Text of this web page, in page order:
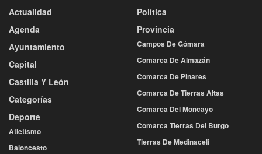
Actualidad
Agenda
Ayuntamiento
Capital
Castilla Y León
Categorías
Deporte
Atletismo
Baloncesto
Política
Provincia
Campos De Gómara
Comarca De Almazán
Comarca De Pinares
Comarca De Tierras Altas
Comarca Del Moncayo
Comarca Tierras Del Burgo
Tierras De Medinaceli